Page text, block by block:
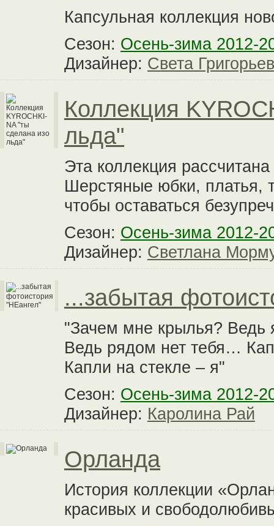
Капсульная коллекция
Сезон: Осень-зима 2012-
Дизайнер: Света
Коллекция
льда"
Эта коллекция
Шерстяные юбки, платья,
чтобы оставаться
Сезон: Осень-зима 2012-
Дизайнер: Светлана
...забытая
"Зачем мне крылья?
Ведь рядом нет тебя…
Капли на стекле – я"
Сезон: Осень-зима 2012-
Дизайнер: Каролина Рай
Орланда
История коллекции
красивых и